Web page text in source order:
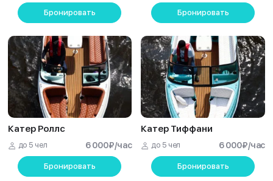
Бронировать Бронировать
Катер Роллс
до 5 чел 6 000₽/час
Бронировать
Катер Тиффани
до 5 чел 6 000₽/час
Бронировать